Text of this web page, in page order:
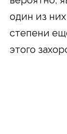
один из
степени
этого